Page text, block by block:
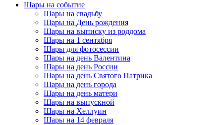
Шары на событие
Шары на свадьбу
Шары на День рождения
Шары на выписку из роддома
Шары на 1 сентября
Шары для фотосессии
Шары на день Валентина
Шары на день России
Шары на день Святого Патрика
Шары на день города
Шары на день матери
Шары на выпускной
Шары на Хеллуин
Шары на 14 февраля